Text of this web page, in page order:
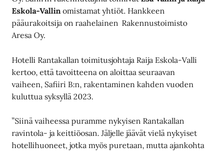
Eskola-Vallinomistamat yhtiöt. Hankkeen
pääurakoitsija on raahelainen Rakennustoimisto
Aresa Oy.
Hotelli Rantakallan toimitusjohtaja Raija Eskola-Valli
kertoo, että tavoitteena on aloittaa seuraavan
vaiheen, Safiiri B:n, rakentaminen kahden vuoden
kuluttua syksyllä 2023.
”Siinä vaiheessa puramme nykyisen Rantakallan
ravintola- ja keittiöosan. Jäljelle jäävät vielä nykyiset
hotellihuoneet, jotka myös puretaan, mutta ajankohta